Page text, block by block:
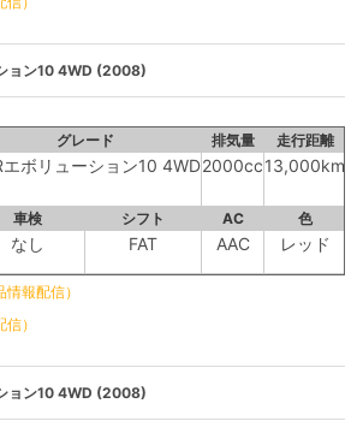
ョン10 4WD (2008)
グレード 排気量 走行距離
エボリューション10 4WD2000cc13,000km
車検 シフト AC 色
なし FAT AAC レッド
報配信）
）
ョン10 4WD (2008)